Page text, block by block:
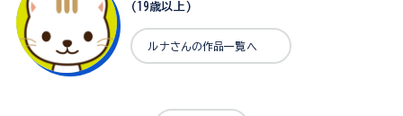
(19歳以上)
ルナさんの作品一覧へ